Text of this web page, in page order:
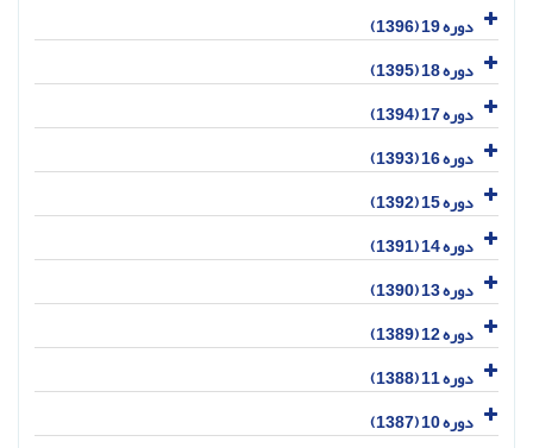
دوره 19 (1396)
دوره 18 (1395)
دوره 17 (1394)
دوره 16 (1393)
دوره 15 (1392)
دوره 14 (1391)
دوره 13 (1390)
دوره 12 (1389)
دوره 11 (1388)
دوره 10 (1387)